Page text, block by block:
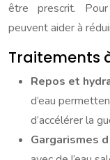
être prescrit.
peuvent aider à
Traitements
Repos et
d’eau
d’accélérer la
Gargarismes